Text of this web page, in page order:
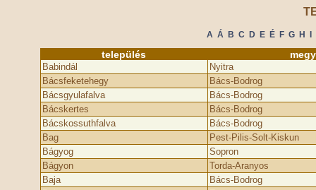
A Á B C D E É F G H
település
Babindál
Nyitra
Bácsfeketehegy
Bács-Bodrog
Bácsgyulafalva
Bács-Bodrog
Bácskertes
Bács-Bodrog
Bácskossuthfalva
Bács-Bodrog
Bag
Pest-Pilis-Solt-Kiskun
Bágyog
Sopron
Bágyon
Torda-Aranyos
Baja
Bács-Bodrog